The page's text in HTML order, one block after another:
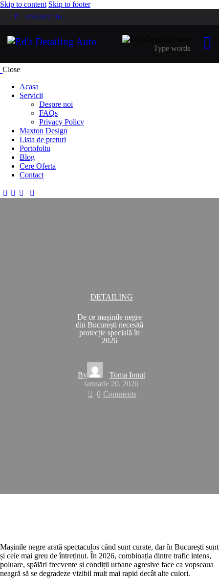
Skip to content Skip to footer
0762 022 195
Close
Acasa
Servicii
Despre noi
FAQs
Privacy Policy
Maxton Design
Lista de preturi
Portofoliu
Blog
Cere Oferta
Contact
DETAILING
De ce mașinile negre
din București necesită
protecție specială în
2026
By
Toma Ionut
ianuarie 20, 2026
0 Comments
Mașinile negre arată spectaculos când sunt curate, dar în București sunt
și cele mai greu de întreținut. În 2026, combinația dintre trafic intens,
poluare, spălări frecvente și condiții urbane agresive face ca vopseaua
neagră să se degradeze vizibil mult mai rapid decât alte culori.